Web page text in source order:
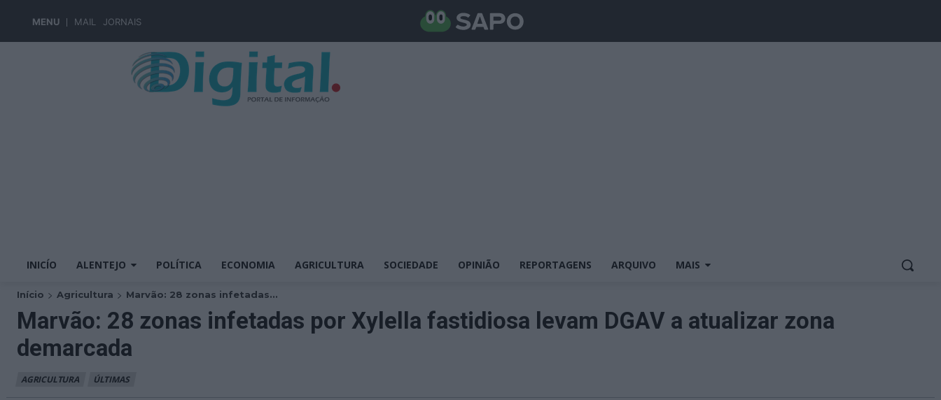
MENU MAIL JORNAIS
INICÍO ALENTEJO POLÍTICA ECONOMIA AGRICULTURA SOCIEDADE OPINIÃO REPORTAGENS ARQUIVO MAIS
Início Agricultura Marvão: 28 zonas infetadas...
Marvão: 28 zonas infetadas por Xylella fastidiosa levam DGAV a atualizar zona
demarcada
AGRICULTURA ÚLTIMAS